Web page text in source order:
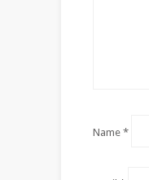
Name *